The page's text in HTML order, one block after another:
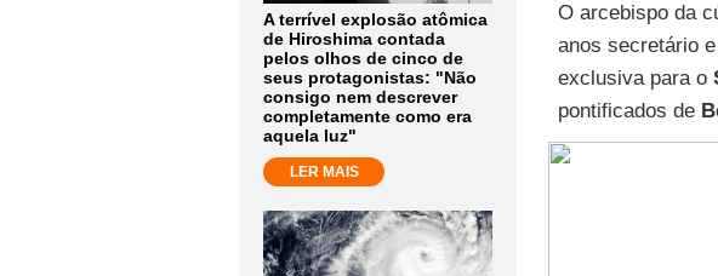
A terrível explosão atômica
de Hiroshima contada
pelos olhos de cinco de
seus protagonistas: "Não
consigo nem descrever
completamente como era
aquela luz"
LER MAIS
O arcebispo da
anos secretário
exclusiva para o
pontificados de